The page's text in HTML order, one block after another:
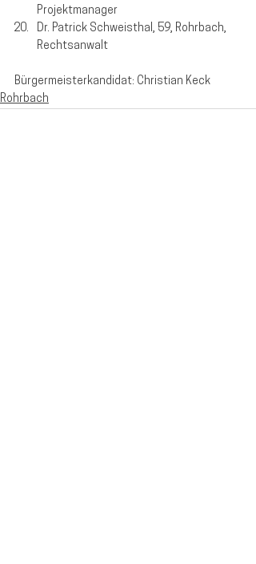
Projektmanager
Dr. Patrick Schweisthal, 59, Rohrbach,
Rechtsanwalt
Bürgermeisterkandidat: Christian Keck
Rohrbach